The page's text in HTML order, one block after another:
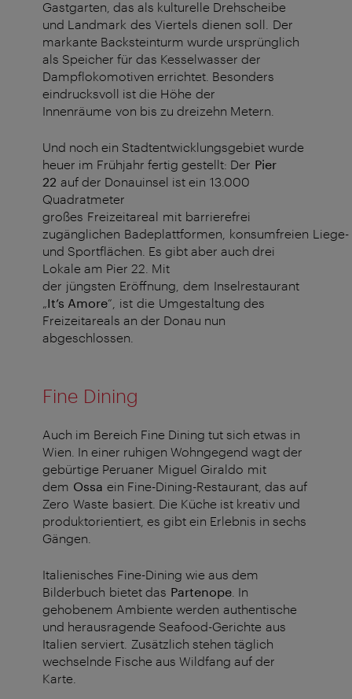
Gastgarten, das als kulturelle Drehscheibe
und Landmark des Viertels dienen soll. Der
markante Backsteinturm wurde ursprünglich
als Speicher für das Kesselwasser der
Dampflokomotiven errichtet. Besonders
eindrucksvoll ist die Höhe der
Innenräume von bis zu dreizehn Metern.
Und noch ein Stadtentwicklungsgebiet wurde
heuer im Frühjahr fertig gestellt: Der Pier
22 auf der Donauinsel ist ein 13.000
Quadratmeter
großes Freizeitareal mit barrierefrei
zugänglichen Badeplattformen, konsumfreien Liege-
und Sportflächen. Es gibt aber auch drei
Lokale am Pier 22. Mit
der jüngsten Eröffnung, dem Inselrestaurant
„It’s Amore“, ist die Umgestaltung des
Freizeitareals an der Donau nun
abgeschlossen.
Fine Dining
Auch im Bereich Fine Dining tut sich etwas in
Wien. In einer ruhigen Wohngegend wagt der
gebürtige Peruaner Miguel Giraldo mit
dem Ossa ein Fine-Dining-Restaurant, das auf
Zero Waste basiert. Die Küche ist kreativ und
produktorientiert, es gibt ein Erlebnis in sechs
Gängen.
Italienisches Fine-Dining wie aus dem
Bilderbuch bietet das Partenope . In
gehobenem Ambiente werden authentische
und herausragende Seafood-Gerichte aus
Italien serviert. Zusätzlich stehen täglich
wechselnde Fische aus Wildfang auf der
Karte.